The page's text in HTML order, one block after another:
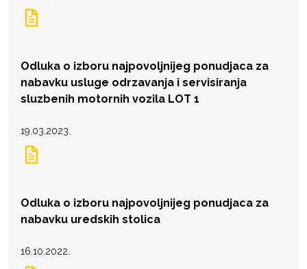
Odluka o izboru najpovoljnijeg ponudjaca za
nabavku usluge odrzavanja i servisiranja
sluzbenih motornih vozila LOT 1
19.03.2023.
Odluka o izboru najpovoljnijeg ponudjaca za
nabavku uredskih stolica
16.10.2022.